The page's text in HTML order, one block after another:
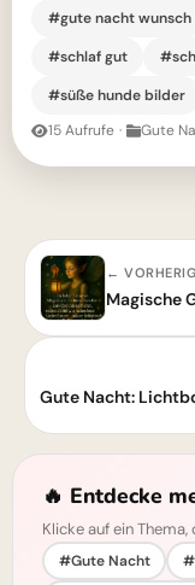
#gute nacht wunsch
#schlaf gut
#süße hunde bilder
15 Aufrufe · Gute
←
🔥 Entdecke
Klicke auf ein
#Gute Nacht